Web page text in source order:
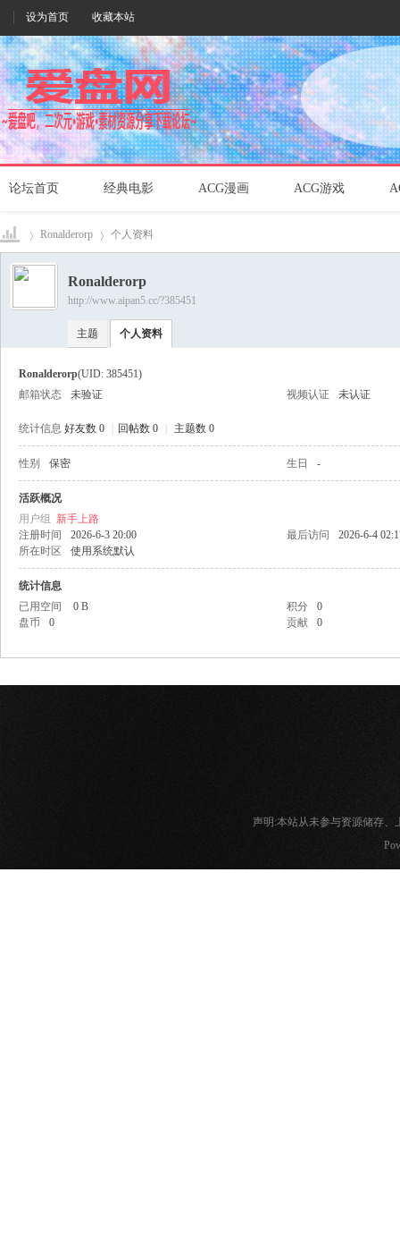
设为首页 收藏本站
论坛首页 经典电影 ACG漫画 ACG游戏
爱盘›
Ronalderorp 个人资料
Ronalderorp
http://www.aipan5.cc/?385451
主题 个人资料
Ronalderorp(UID: 385451)
邮箱状态
未验证 视频认证 未认证
统计信息 好友数 0 回帖数 0 主题数 0
性别 保密 生日 -
活跃概况
用户组 新手上路
注册时间
2026-6-3 20:00 最后访问
2026-6-4
所在时区
使用系统默认
统计信息
已用空间
0 B 积分
0
盘币
0 贡献 0
声明:本站从未参与资源储存、